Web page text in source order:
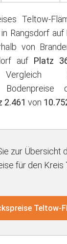
Teltow-
Rangsdorf auf
von
auf Platz
Bodenpreise
2.461 von
zur Übersicht
für den Kreis
Teltow-